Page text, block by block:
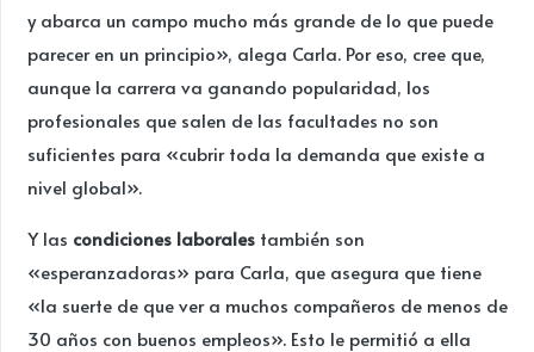
y abarca un campo mucho más grande de lo que puede
parecer en un principio», alega Carla. Por eso, cree que,
aunque la carrera va ganando popularidad, los
profesionales que salen de las facultades no son
suficientes para «cubrir toda la demanda que existe a
nivel global».
Y las condiciones laboralestambién son
«esperanzadoras» para Carla, que asegura que tiene
«la suerte de que ver a muchos compañeros de menos de
30 años con buenos empleos». Esto le permitió a ella